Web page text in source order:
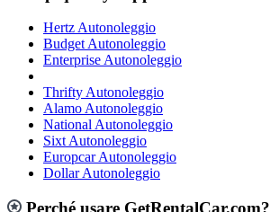
Hertz Autonoleggio
Budget Autonoleggio
Enterprise Autonoleggio
Thrifty Autonoleggio
Alamo Autonoleggio
National Autonoleggio
Sixt Autonoleggio
Europcar Autonoleggio
Dollar Autonoleggio
Perché usare GetRentalCar.com?